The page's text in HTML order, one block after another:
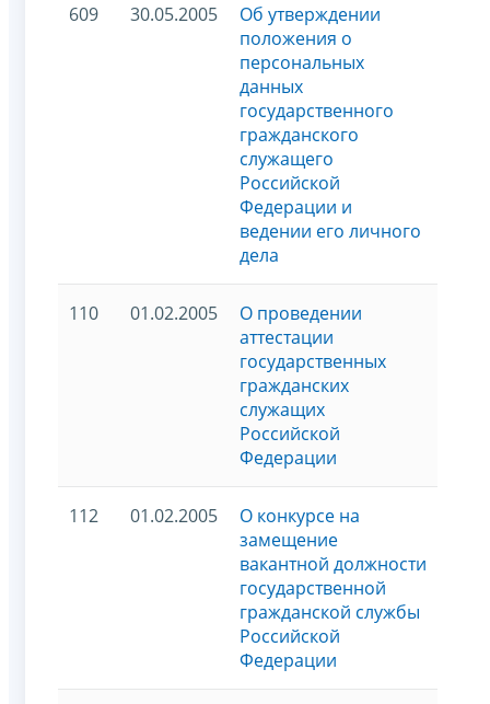
609 30.05.2005
Об утверждении
положения о
персональных
данных
государственного
гражданского
служащего
Российской
Федерации и
ведении его личного
дела
110 01.02.2005
О проведении
аттестации
государственных
гражданских
служащих
Российской
Федерации
112 01.02.2005
О конкурсе на
замещение
вакантной должности
государственной
гражданской службы
Российской
Федерации